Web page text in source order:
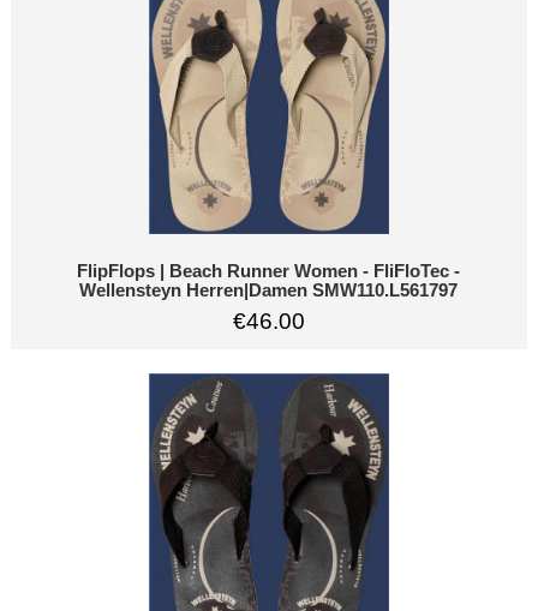
FlipFlops | Beach Runner Women - FliFloTec -
Wellensteyn Herren|Damen SMW110.L561797
€46.00